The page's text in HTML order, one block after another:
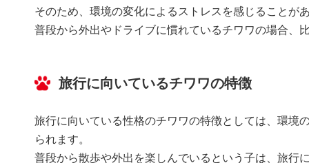
そのため、環境の変化によるストレスを感じることが
普段から外出やドライブに慣れているチワワの場合、
旅行に向いているチワワの特徴
旅行に向いている性格のチワワの特徴としては、環境
られます。
普段から散歩や外出を楽しんでいるという子は、旅行